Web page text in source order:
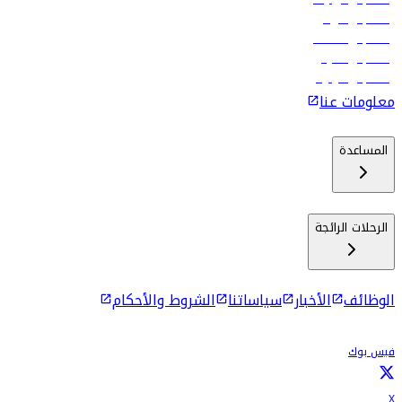
رحلات إلى الرياض
رحلات إلى مسقط
رحلات إلى ماليه
رحلات إلى كولومبو
معلومات عنا
المساعدة
الرحلات الرائجة
الوظائف الأخبار سياساتنا الشروط والأحكام
فيس بوك